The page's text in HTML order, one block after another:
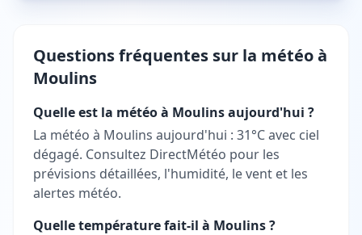
Questions fréquentes sur la météo à
Moulins
Quelle est la météo à Moulins aujourd'hui ?
La météo à Moulins aujourd'hui : 31°C avec ciel
dégagé. Consultez DirectMétéo pour les
prévisions détaillées, l'humidité, le vent et les
alertes météo.
Quelle température fait-il à Moulins ?